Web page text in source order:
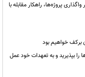
پروژه‌ها، راهکار مقابله با
برکف خواهیم بود
بپذیرید و به تعهدات خود عمل